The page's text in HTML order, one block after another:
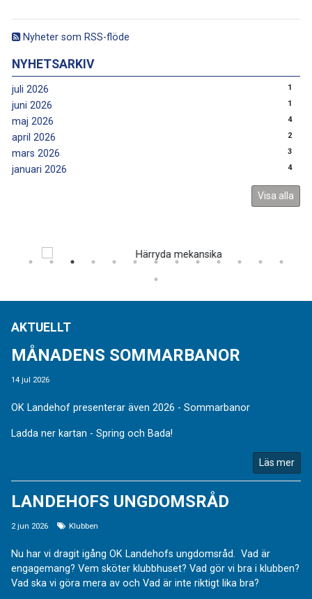
Nyheter som RSS-flöde
NYHETSARKIV
juli 2026 1
juni 2026 1
maj 2026 4
april 2026 2
mars 2026 3
januari 2026 4
Visa alla
AKTUELLT
MÅNADENS SOMMARBANOR
14 jul 2026
OK Landehof presenterar även 2026 - Sommarbanor
Ladda ner kartan - Spring och Bada!
Läs mer
LANDEHOFS UNGDOMSRÅD
2 jun 2026 Klubben
Nu har vi dragit igång OK Landehofs ungdomsråd. Vad är
engagemang? Vem sköter klubbhuset? Vad gör vi bra i klubben?
Vad ska vi göra mera av och Vad är inte riktigt lika bra?